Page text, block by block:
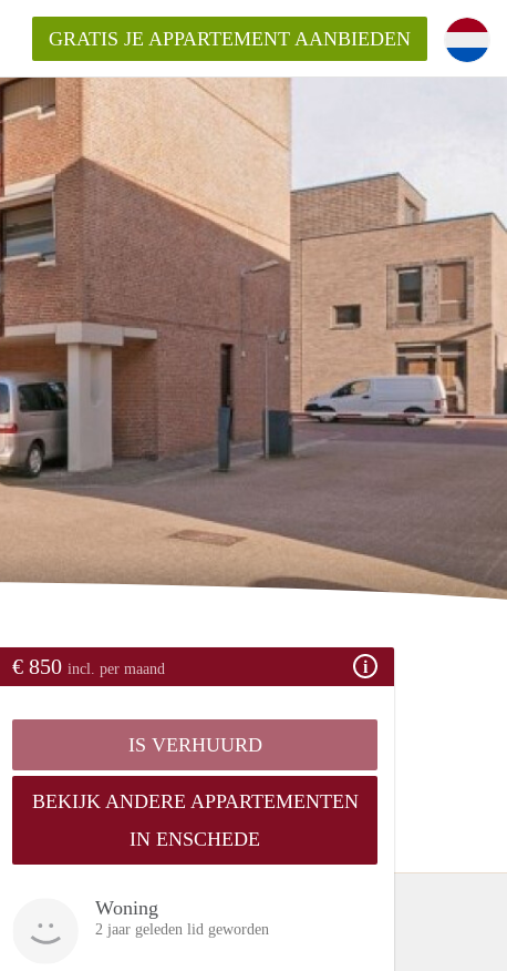
in Enschede?
GRATIS JE APPARTEMENT AANBIEDEN
€ 850 incl. per maand
IS VERHUURD
BEKIJK ANDERE APPARTEMENTEN
IN ENSCHEDE
Woning
2 jaar geleden lid geworden